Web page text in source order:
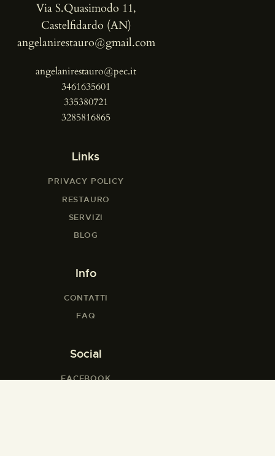
Via S.Quasimodo 11,
Castelfidardo (AN)
angelanirestauro@gmail.com
angelanirestauro@pec.it
3461635601
335380721
3285816865
Links
PRIVACY POLICY
RESTAURO
SERVIZI
BLOG
Info
CONTATTI
FAQ
Social
FACEBOOK